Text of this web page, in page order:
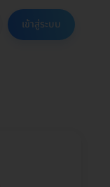
เข้าสู่ระบบ